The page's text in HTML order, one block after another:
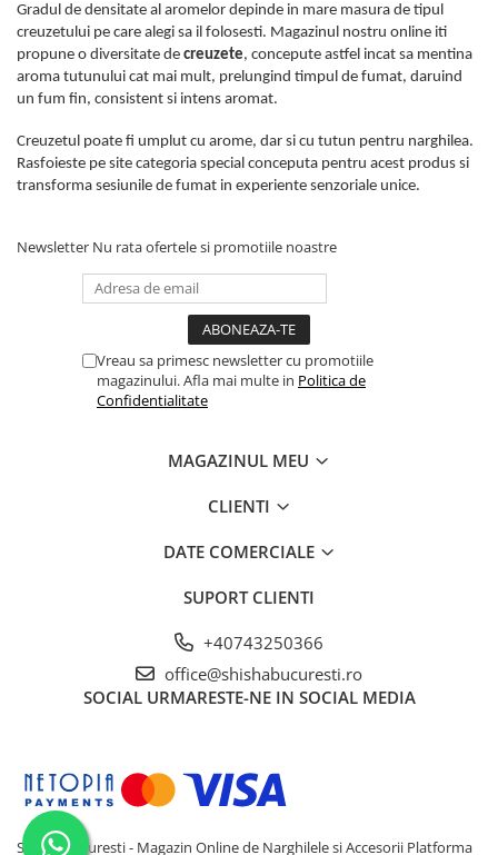
Gradul de densitate al aromelor depinde in mare masura de tipul
creuzetului pe care alegi sa il folosesti. Magazinul nostru online iti
propune o diversitate de creuzete, concepute astfel incat sa mentina
aroma tutunului cat mai mult, prelungind timpul de fumat, daruind
un fum fin, consistent si intens aromat.
Creuzetul poate fi umplut cu arome, dar si cu tutun pentru narghilea.
Rasfoieste pe site categoria special conceputa pentru acest produs si
transforma sesiunile de fumat in experiente senzoriale unice.
Newsletter Nu rata ofertele si promotiile noastre
Vreau sa primesc newsletter cu promotiile
magazinului. Afla mai multe in Politica de
Confidentialitate
MAGAZINUL MEU
CLIENTI
DATE COMERCIALE
SUPORT CLIENTI
+40743250366
office@shishabucuresti.ro
SOCIAL URMARESTE-NE IN SOCIAL MEDIA
Shisha Bucuresti - Magazin Online de Narghilele si Accesorii Platforma